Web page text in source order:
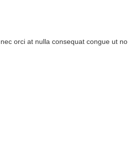
orci at nulla consequat congue ut no